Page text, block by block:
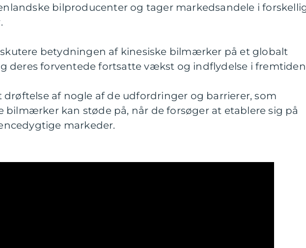
bilproducenter og tager markedsandele i
betydningen af kinesiske bilmærker på et globalt
deres forventede fortsatte vækst og indflydelse i
drøftelse af nogle af de udfordringer og barrierer, som
bilmærker kan støde på, når de forsøger at etablere sig på
markeder.